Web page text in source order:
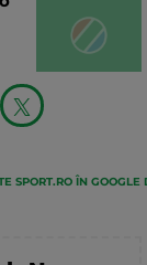
SPORT.RO ÎN GOOGLE